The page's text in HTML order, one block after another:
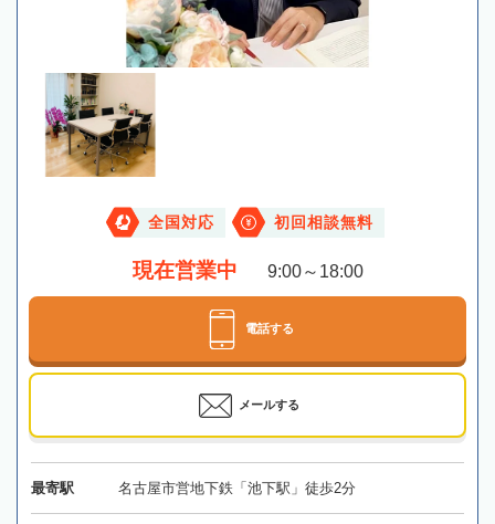
全国対応 初回相談無料
現在営業中 9:00～18:00
電話する
メールする
最寄駅 名古屋市営地下鉄「池下駅」徒歩2分